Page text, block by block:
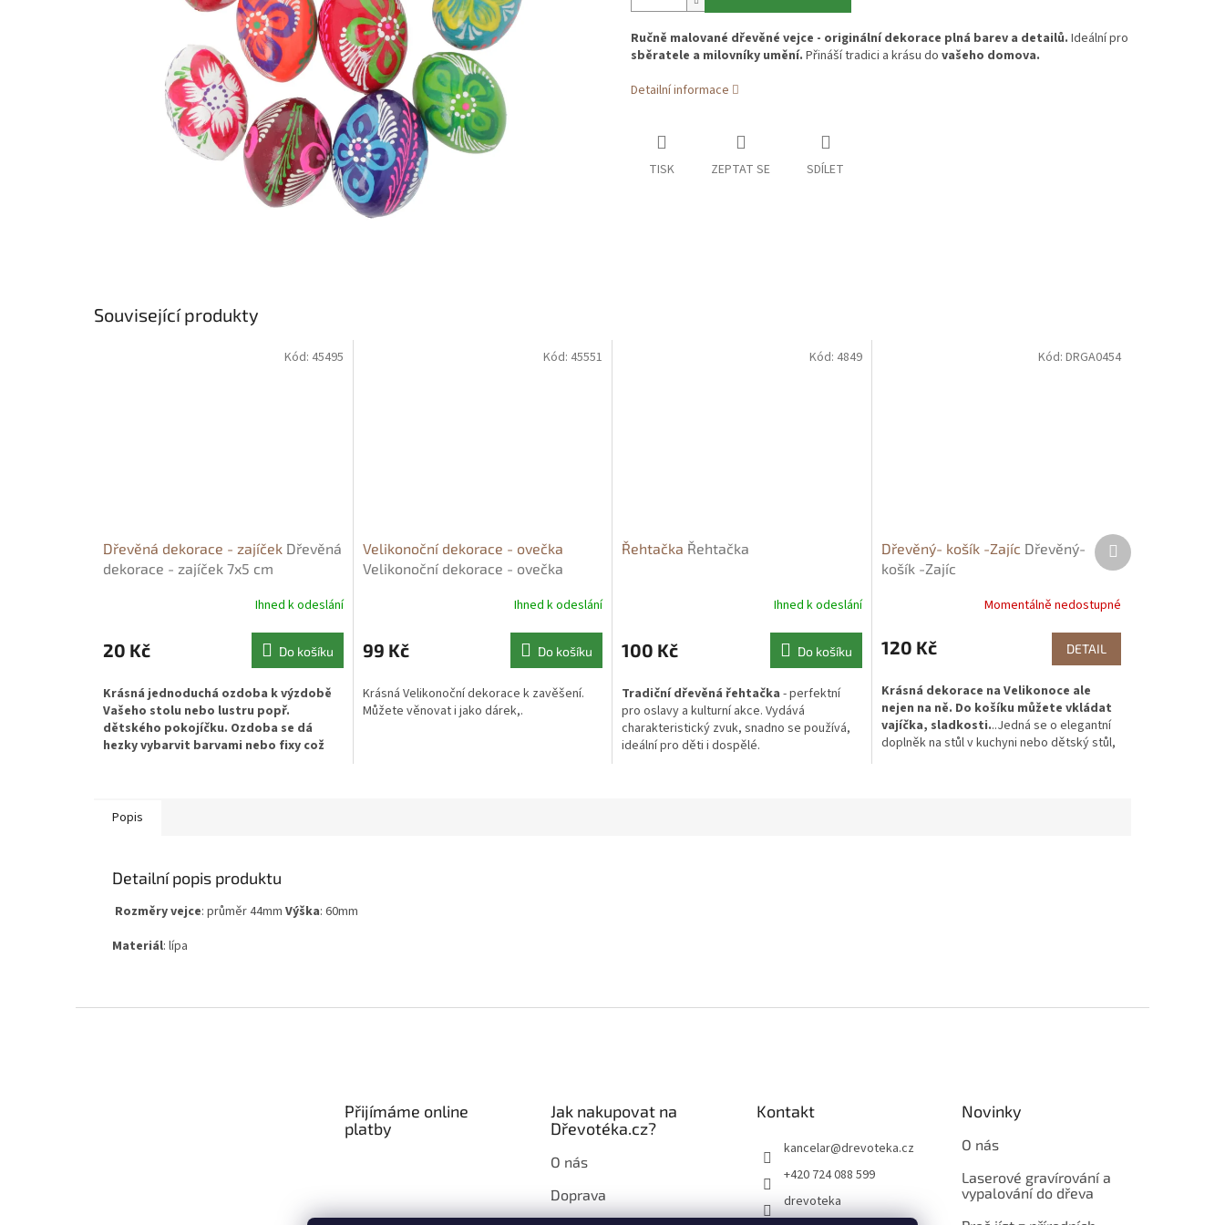
Ručně malované dřevěné vejce - originální dekorace plná barev a detailů. Ideální pro
sběratele a milovníky umění. Přináší tradici a krásu do vašeho domova.
Detailní informace
TISK ZEPTAT SE SDÍLET
Související produkty
Dřevěná dekorace - zajíček Dřevěná
dekorace - zajíček 7x5 cm
Ihned k odeslání
20 Kč Do košíku
Krásná jednoduchá ozdoba k výzdobě
Vašeho stolu nebo lustru popř.
dětského pokojíčku. Ozdoba se dá
hezky vybarvit barvami nebo fixy což
Kód: 45495
Velikonoční dekorace - ovečka
Velikonoční dekorace - ovečka
Ihned k odeslání
99 Kč Do košíku
Krásná Velikonoční dekorace k zavěšení.
Můžete věnovat i jako dárek,.
Kód: 45551
Řehtačka Řehtačka
Ihned k odeslání
100 Kč Do košíku
Tradiční dřevěná řehtačka - perfektní
pro oslavy a kulturní akce. Vydává
charakteristický zvuk, snadno se používá,
ideální pro děti i dospělé.
Kód: 4849
Dřevěný- košík -Zajíc Dřevěný-
košík -Zajíc
Momentálně nedostupné
120 Kč DETAIL
Krásná dekorace na Velikonoce ale
nejen na ně. Do košíku můžete vkládat
vajíčka, sladkosti...Jedná se o elegantní
doplněk na stůl v kuchyni nebo dětský stůl,
Kód: DRGA0454
Další
produkt
Popis
Detailní popis produktu
Rozměry vejce: průměr 44mm Výška: 60mm
Materiál: lípa
Přijímáme online
platby
Jak nakupovat na
Dřevotéka.cz?
O nás
Doprava
Kontakt
kancelar@drevoteka.cz
+420 724 088 599
drevoteka
Novinky
O nás
Laserové gravírování a
vypalování do dřeva